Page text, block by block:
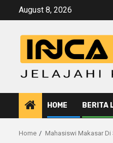
August 8, 2026
HOME BERITA
Home Mahasiswi Makasar Di